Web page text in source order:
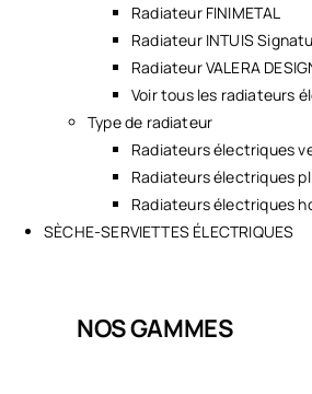
Radiateur FINIMETAL
Radiateur INTUIS
Radiateur VALERA
Voir tous les radiateurs
Type de radiateur
Radiateurs électriques
Radiateurs électriques
Radiateurs électriques
SÈCHE-SERVIETTES ÉLECTRIQUES
NOS GAMMES